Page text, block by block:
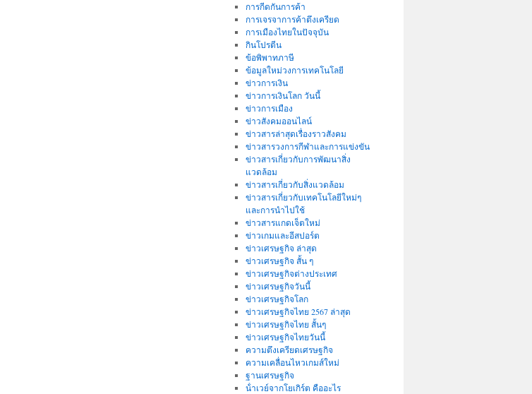
การกีดกันการค้า
การเจรจาการค้าตึงเครียด
การเมืองไทยในปัจจุบัน
กินโปรตีน
ข้อพิพาทภาษี
ข้อมูลใหม่วงการเทคโนโลยี
ข่าวการเงิน
ข่าวการเงินโลก วันนี้
ข่าวการเมือง
ข่าวสังคมออนไลน์
ข่าวสารล่าสุดเรื่องราวสังคม
ข่าวสารวงการกีฬาและการแข่งขัน
ข่าวสารเกี่ยวกับการพัฒนาสิ่ง
แวดล้อม
ข่าวสารเกี่ยวกับสิ่งแวดล้อม
ข่าวสารเกี่ยวกับเทคโนโลยีใหม่ๆ
และการนำไปใช้
ข่าวสารแกดเจ็ตใหม่
ข่าวเกมและอีสปอร์ต
ข่าวเศรษฐกิจ ล่าสุด
ข่าวเศรษฐกิจ สั้น ๆ
ข่าวเศรษฐกิจต่างประเทศ
ข่าวเศรษฐกิจวันนี้
ข่าวเศรษฐกิจโลก
ข่าวเศรษฐกิจไทย 2567 ล่าสุด
ข่าวเศรษฐกิจไทย สั้นๆ
ข่าวเศรษฐกิจไทยวันนี้
ความตึงเครียดเศรษฐกิจ
ความเคลื่อนไหวเกมส์ใหม่
ฐานเศรษฐกิจ
น้ําเวย์จากโยเกิร์ต คืออะไร